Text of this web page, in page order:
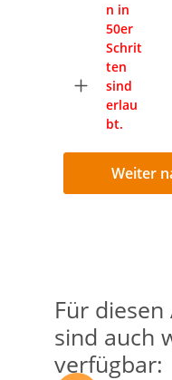
n in
50er
Schrit
ten
sind
erlau
bt.
Weiter
Produktgalerie
Für
sind auch
verfügbar: